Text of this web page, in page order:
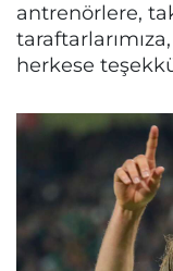
antrenörlere,
herkese